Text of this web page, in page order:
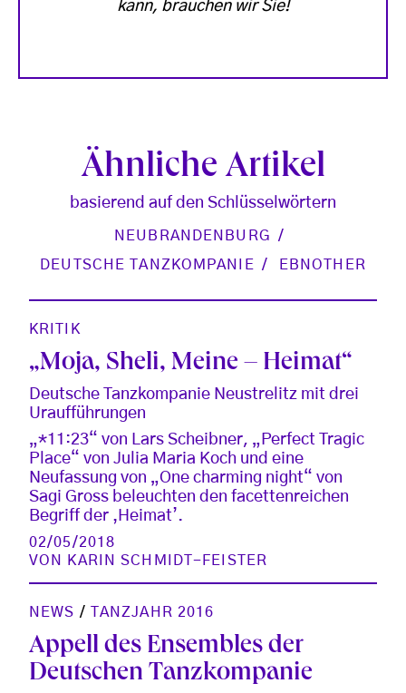
kann, brauchen wir Sie!
Ähnliche Artikel
basierend auf den Schlüsselwörtern
NEUBRANDENBURG
DEUTSCHE TANZKOMPANIE
EBNOTHER
KRITIK
„Moja, Sheli, Meine – Heimat“
Deutsche Tanzkompanie Neustrelitz mit drei
Uraufführungen
„*11:23“ von Lars Scheibner, „Perfect Tragic
Place“ von Julia Maria Koch und eine
Neufassung von „One charming night“ von
Sagi Gross beleuchten den facettenreichen
Begriff der ‚Heimat’.
02/05/2018
VON
KARIN SCHMIDT-FEISTER
NEWS / TANZJAHR 2016
Appell des Ensembles der
Deutschen Tanzkompanie